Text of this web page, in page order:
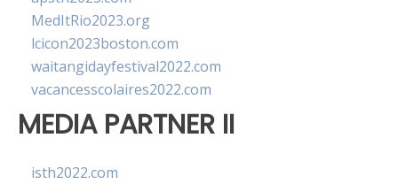
MedItRio2023.org
lcicon2023boston.com
waitangidayfestival2022.com
vacancesscolaires2022.com
MEDIA PARTNER II
isth2022.com